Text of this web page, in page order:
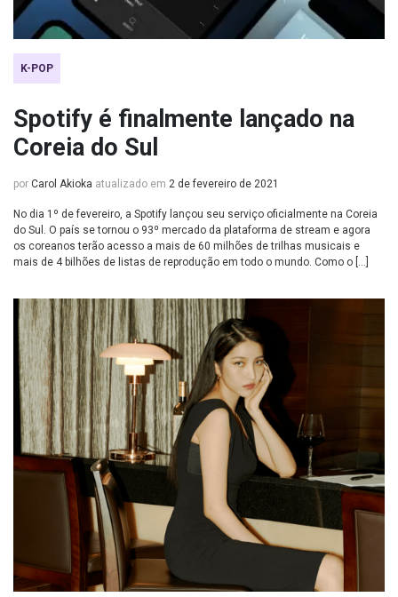
K-POP
Spotify é finalmente lançado na
Coreia do Sul
por Carol Akioka atualizado em 2 de fevereiro de 2021
No dia 1º de fevereiro, a Spotify lançou seu serviço oficialmente na Coreia
do Sul. O país se tornou o 93º mercado da plataforma de stream e agora
os coreanos terão acesso a mais de 60 milhões de trilhas musicais e
mais de 4 bilhões de listas de reprodução em todo o mundo. Como o […]